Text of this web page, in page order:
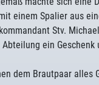
einem Spalier aus
Stv.
Abteilung ein
dem Brautpaar alles